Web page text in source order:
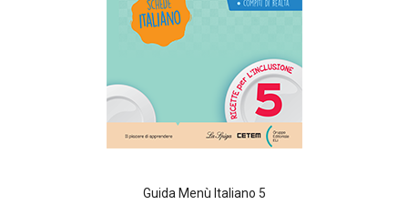
Guida Menù Italiano 5